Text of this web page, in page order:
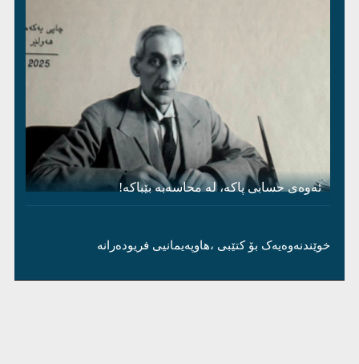
ئەوەی حسابی پاکە، لە محاسەبە بێباکە!
خوێندنەوەیەک بۆ کتێبی ،هاوپەیمانیی فریودەرانە